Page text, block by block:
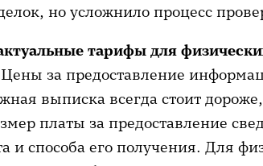
но усложнило процесс
тарифы для
Цены за предоставление
выписка всегда стоит
платы за предоставление
и способа его получения. Для